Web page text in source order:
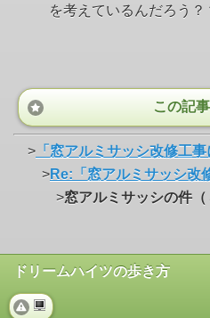
を考えているんだろう？
この記
> 「窓アルミサッシ改修工
>Re:「窓アルミサッシ改修工
>窓アルミサッシの件（
ドリームハイツの歩き方